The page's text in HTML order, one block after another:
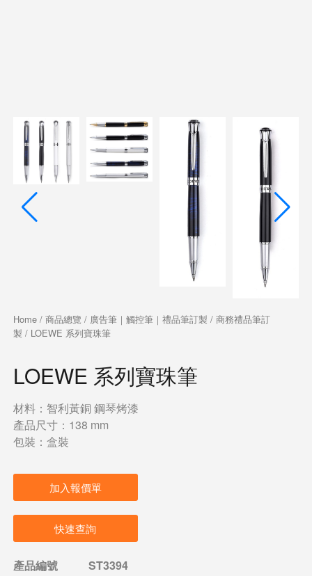
Home/ 商品總覽 / 廣告筆｜觸控筆｜禮品筆訂製 / 商務禮品筆訂
製 / LOEWE 系列寶珠筆
LOEWE 系列寶珠筆
材料：智利黃銅 鋼琴烤漆
產品尺寸：138 mm
包裝：盒裝
加入報價單
快速查詢
產品編號 ST3394